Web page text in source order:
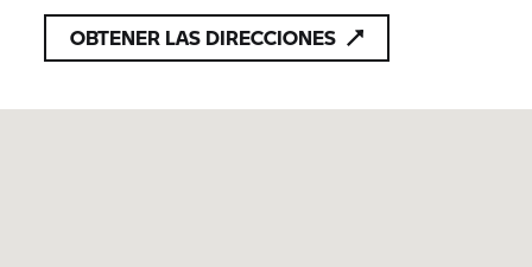
OBTENER LAS DIRECCIONES